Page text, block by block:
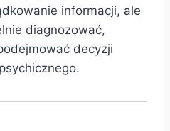
informacji, ale
diagnozować,
decyzji